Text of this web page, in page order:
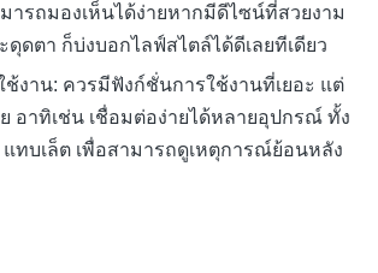
ารถมองเห็นได้ง่ายหากมีดีไซน์ที่สวยงาม
ดตา ก็บ่งบอกไลฟ์สไตล์ได้ดีเลยทีเดียว
ช้งาน: ควรมีฟังก์ชั่นการใช้งานที่เยอะ แต่
อาทิเช่น เชื่อมต่อง่ายได้หลายอุปกรณ์ ทั้ง
ทบเล็ต เพื่อสามารถดูเหตุการณ์ย้อนหลัง